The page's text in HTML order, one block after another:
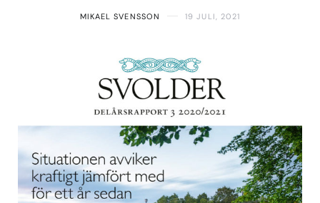
MIKAEL SVENSSON 19 JULI, 2021